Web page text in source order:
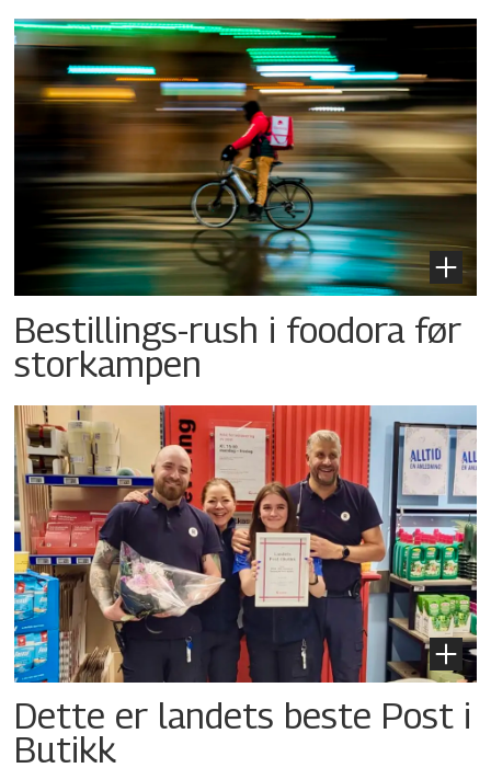
Bestillings-rush i foodora før
storkampen
Dette er landets beste Post i
Butikk